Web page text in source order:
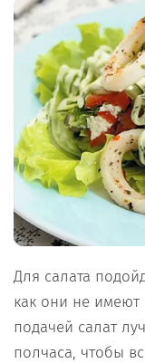
Для салата
как они не имеют
подачей салат
полчаса, чтобы